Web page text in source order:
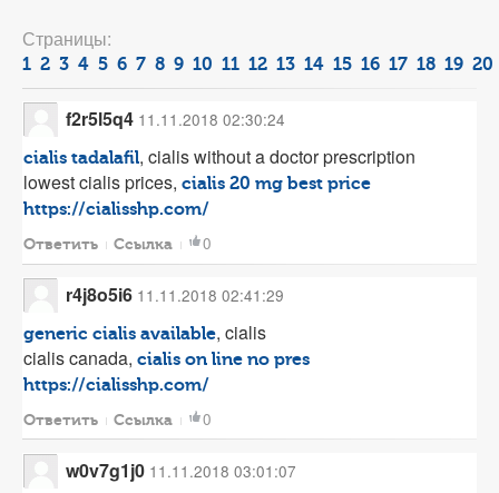
Страницы:
1 2 3 4 5 6 7 8 9 10 11 12 13 14 15 16 17 18 19 20
f2r5l5q4 11.11.2018 02:30:24
cialis tadalafil, cialis without a doctor prescription
lowest cialis prices, cialis 20 mg best price
https://cialisshp.com/
Ответить Ссылка 0
r4j8o5i6 11.11.2018 02:41:29
generic cialis available, cialis
cialis canada, cialis on line no pres
https://cialisshp.com/
Ответить Ссылка 0
w0v7g1j0 11.11.2018 03:01:07